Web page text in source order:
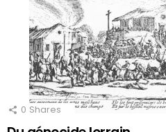
0 Shares